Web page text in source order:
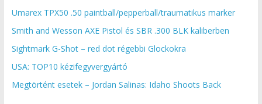
Umarex TPX50 .50 paintball/pepperball/traumatikus marker
Smith and Wesson AXE Pistol és SBR .300 BLK kaliberben
Sightmark G-Shot – red dot régebbi Glockokra
USA: TOP10 kézifegyvergyártó
Megtörtént esetek – Jordan Salinas: Idaho Shoots Back